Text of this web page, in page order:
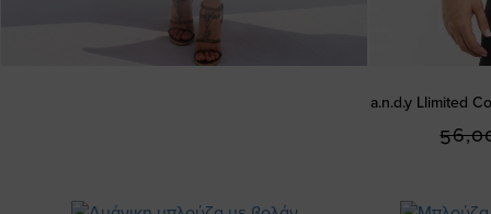
a.n.d.y Llimited